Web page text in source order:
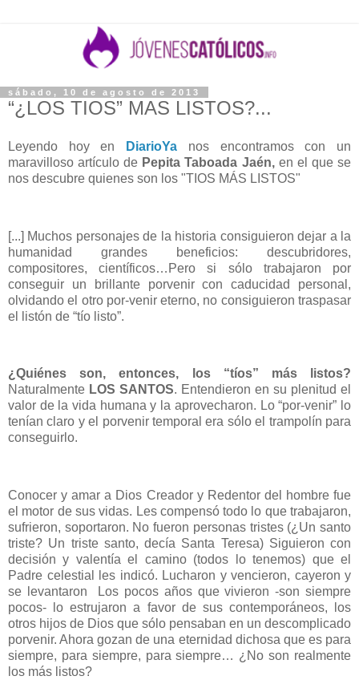
sábado, 10 de agosto de 2013
“¿LOS TIOS” MAS LISTOS?...
Leyendo hoy en DiarioYa nos encontramos con un
maravilloso artículo de Pepita Taboada Jaén, en el que se
nos descubre quienes son los "TIOS MÁS LISTOS"
[...] Muchos personajes de la historia consiguieron dejar a la
humanidad grandes beneficios: descubridores,
compositores, científicos…Pero si sólo trabajaron por
conseguir un brillante porvenir con caducidad personal,
olvidando el otro por-venir eterno, no consiguieron traspasar
el listón de “tío listo”.
¿Quiénes son, entonces, los “tíos” más listos?
Naturalmente LOS SANTOS. Entendieron en su plenitud el
valor de la vida humana y la aprovecharon. Lo “por-venir” lo
tenían claro y el porvenir temporal era sólo el trampolín para
conseguirlo.
Conocer y amar a Dios Creador y Redentor del hombre fue
el motor de sus vidas. Les compensó todo lo que trabajaron,
sufrieron, soportaron. No fueron personas tristes (¿Un santo
triste? Un triste santo, decía Santa Teresa) Siguieron con
decisión y valentía el camino (todos lo tenemos) que el
Padre celestial les indicó. Lucharon y vencieron, cayeron y
se levantaron Los pocos años que vivieron -son siempre
pocos- lo estrujaron a favor de sus contemporáneos, los
otros hijos de Dios que sólo pensaban en un descomplicado
porvenir. Ahora gozan de una eternidad dichosa que es para
siempre, para siempre, para siempre… ¿No son realmente
los más listos?